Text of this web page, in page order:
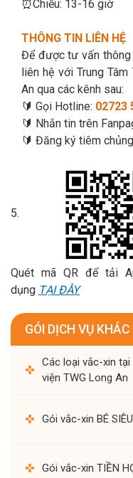
⏰Chiều: 13-16 giờ
THÔNG TIN LIÊN HỆ
Để được tư vấn
liên hệ với Trung
An qua các kênh sau:
🔰 Gọi Hotline: 02723
🔰 Nhắn tin trên
🔰 Đăng ký tiêm
Quét mã QR để tải
dụng TẠI ĐÂY
GÓI DỊCH VỤ KHÁC
Các loại vắc-xin tại
viện TWG Long An
Gói vắc-xin BÉ
Gói vắc-xin TIỀN